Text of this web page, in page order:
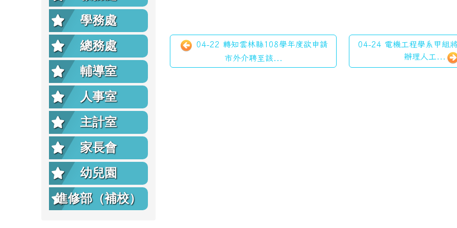
學務處
總務處
輔導室
人事室
主計室
家長會
幼兒園
進修部（補校）
04-22 轉知雲林縣108學年度欲申請
市外介聘至該...
04-24 電機工程學系甲組
辦理人工...